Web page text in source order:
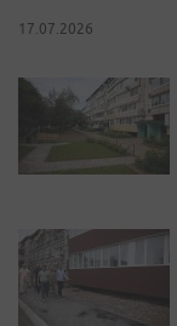
17.07.2026